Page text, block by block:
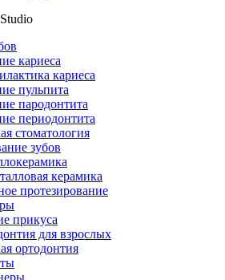
кариеса
кариеса
пульпита
пародонтита
периодонтита
стоматология
зубов
керамика
протезирование
прикуса
для взрослых
ортодонтия